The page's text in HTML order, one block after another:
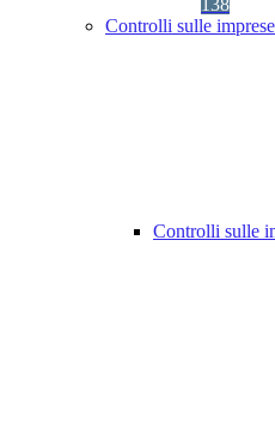
138
Controlli sulle imprese
Controlli sulle